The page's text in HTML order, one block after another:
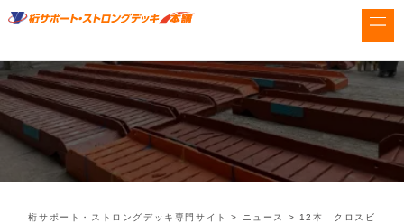
桁サポート・ストロングデッキ専門サイト > ニュース > 12本 クロスビ